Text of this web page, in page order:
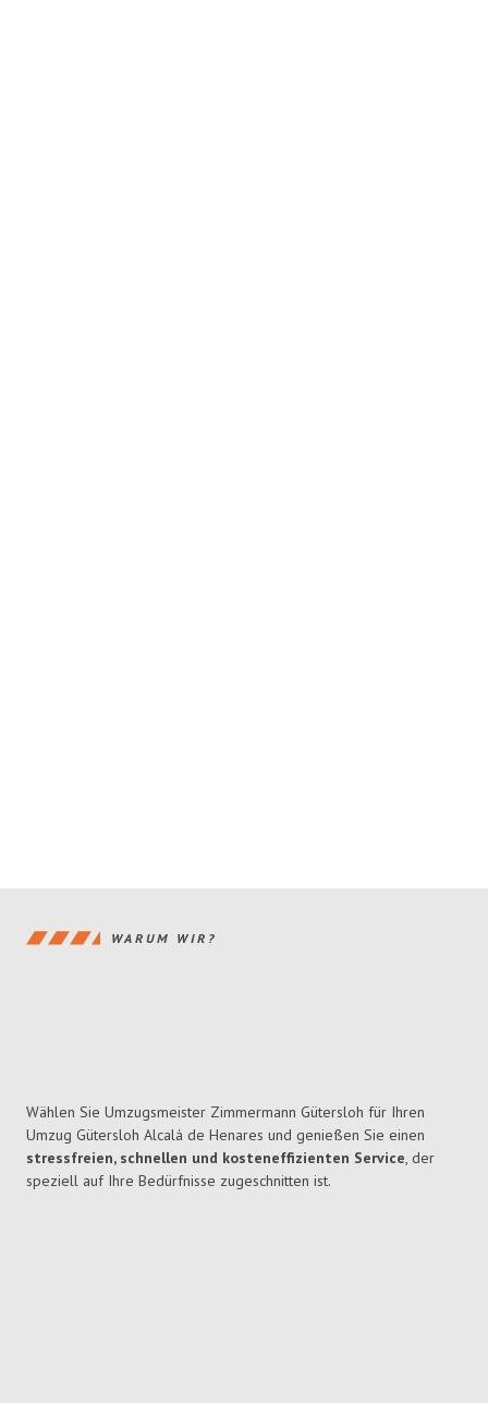
WARUM WIR?
Wählen Sie Umzugsmeister Zimmermann Gütersloh für Ihren
Umzug Gütersloh Alcalá de Henares und genießen Sie einen
stressfreien, schnellen und kosteneffizienten Service, der
speziell auf Ihre Bedürfnisse zugeschnitten ist.